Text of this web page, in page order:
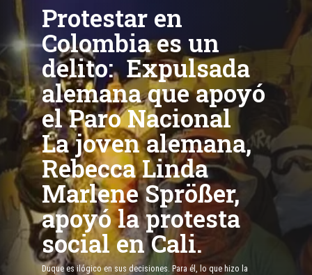
Protestar en
Colombia es un
delito: Expulsada
alemana que apoyó
el Paro Nacional
La joven alemana,
Rebecca Linda
Marlene Sprößer,
apoyó la protesta
social en Cali.
Duque es ilógico en sus decisiones. Para él, lo que hizo la